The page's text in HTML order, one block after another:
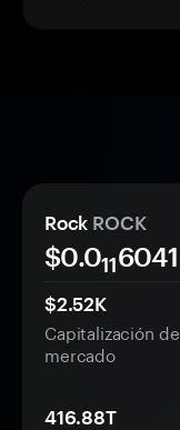
Rock ROCK
$0.0116041
$2.52K
Capitalización de
mercado
416.88T